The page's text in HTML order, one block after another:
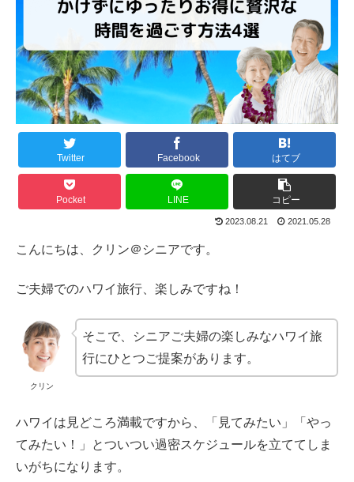
Twitter Facebook はてブ
Pocket LINE コピー
2023.08.21 2021.05.28
こんにちは、クリン＠シニアです。
ご夫婦でのハワイ旅行、楽しみですね！
クリン
そこで、シニアご夫婦の楽しみなハワイ旅
行にひとつご提案があります。
ハワイは見どころ満載ですから、「見てみたい」「やっ
てみたい！」とついつい過密スケジュールを立ててしま
いがちになります。